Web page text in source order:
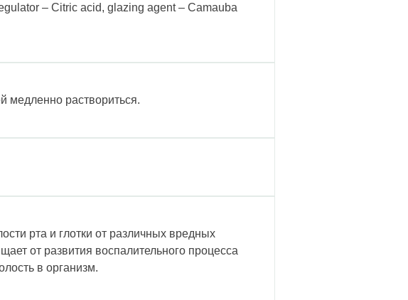
– Citric acid, glazing agent – Camauba
медленно раствориться.
рта и глотки от различных вредных
от развития воспалительного процесса
в организм.